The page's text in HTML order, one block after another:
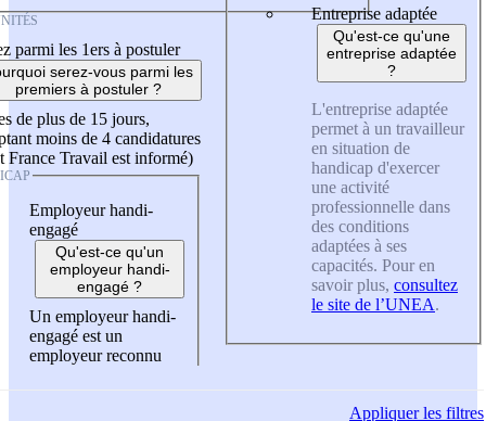
parmi les 1ers à postuler
serez-vous parmi les
premiers à postuler ?
de plus de 15 jours,
moins de 4 candidatures
France Travail est informé)
Employeur handi-
engagé
Qu'est-ce qu'un
employeur handi-
engagé ?
Un employeur handi-
engagé est un
employeur reconnu
Entreprise adaptée
Qu'est-ce qu'une
entreprise adaptée
?
L'entreprise adaptée
permet à un travailleur
en situation de
handicap d'exercer
une activité
professionnelle dans
des conditions
adaptées à ses
capacités. Pour en
savoir plus, consultez
le site de l’UNEA.
Appliquerles filtres